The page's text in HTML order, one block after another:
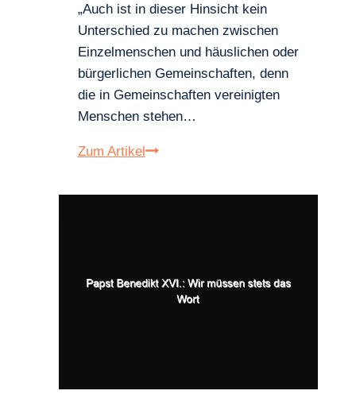
„Auch ist in dieser Hinsicht kein
Unterschied zu machen zwischen
Einzelmenschen und häuslichen oder
bürgerlichen Gemeinschaften, denn
die in Gemeinschaften vereinigten
Menschen stehen…
Zum ArtikelPapst
XI.:
müssen